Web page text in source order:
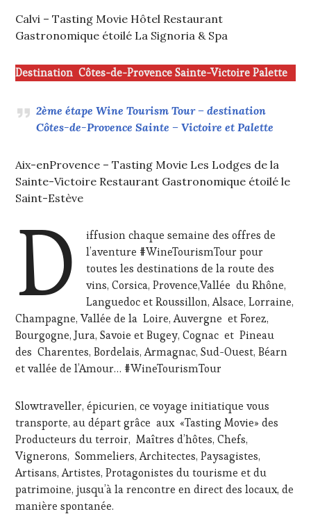
VICTOIRE,
SALONS
TASTING
MOVIE,
WINE
TASTING
VOUCHER,
TOURISM
FAME,
TOURISM
WINE
TOURISM
TOUR
MOVIE
WINETASTINGVOUCHER.COM
Calvi – Tasting Movie Hôtel Restaurant
Gastronomique étoilé La Signoria & Spa
Destination Côtes-de-Provence Sainte-Victoire Palette
2ème étape Wine Tourism Tour – destination
Côtes-de-Provence Sainte – Victoire et Palette
Aix-enProvence – Tasting Movie Les Lodges de la
Sainte-Victoire Restaurant Gastronomique étoilé le
Saint-Estève
D
iffusion chaque semaine des offres de
l’aventure #WineTourismTour pour
toutes les destinations de la route des
vins, Corsica, Provence,Vallée du Rhône,
Languedoc et Roussillon, Alsace, Lorraine,
Champagne, Vallée de la Loire, Auvergne et Forez,
Bourgogne, Jura, Savoie et Bugey, Cognac et Pineau
des Charentes, Bordelais, Armagnac, Sud-Ouest, Béarn
et vallée de l’Amour… #WineTourismTour
Slowtraveller, épicurien, ce voyage initiatique vous
transporte, au départ grâce aux «Tasting Movie» des
Producteurs du terroir, Maîtres d’hôtes, Chefs,
Vignerons, Sommeliers, Architectes, Paysagistes,
Artisans, Artistes, Protagonistes du tourisme et du
patrimoine, jusqu’à la rencontre en direct des locaux, de
manière spontanée.